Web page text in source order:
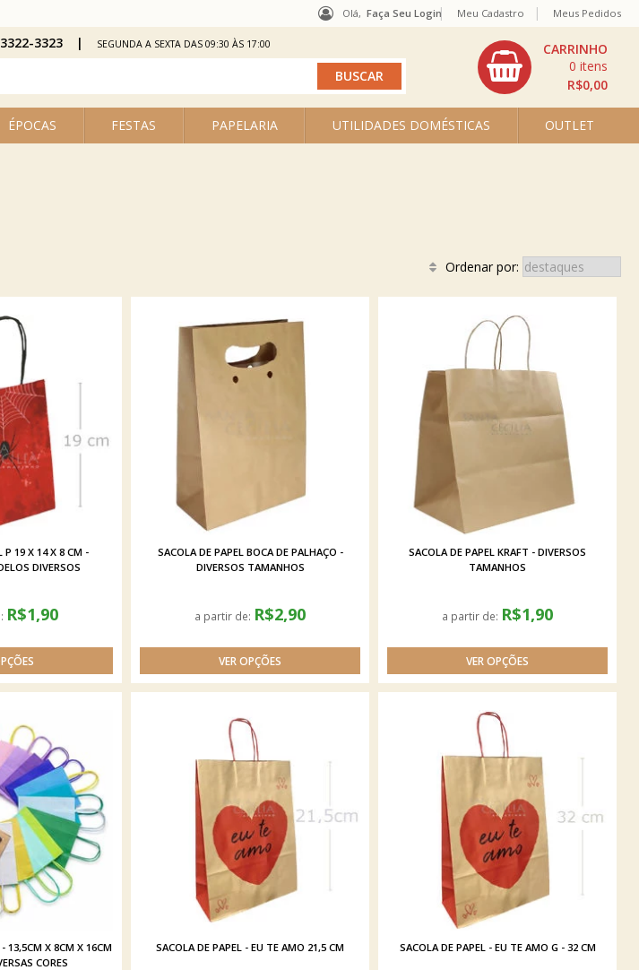
Olá, Faça Seu Login
ÉPOCAS FESTAS PAPELARIA UTILIDADES DOMÉSTICAS OUTLET
R$0,00
0
Meu Cadastro Meus Pedidos
3323 SEGUNDA A SEXTA DAS 09:30 ÀS 17:00
Ordenar por:
P 19 X 14 X 8 CM -
DIVERSOS
R$1,90
SACOLA DE PAPEL BOCA DE PALHAÇO -
DIVERSOS TAMANHOS
a partir de: R$2,90
SACOLA DE PAPEL KRAFT - DIVERSOS
TAMANHOS
a partir de: R$1,90
13,5CM X 8CM X 16CM
CORES
SACOLA DE PAPEL - EU TE AMO 21,5 CM SACOLA DE PAPEL - EU TE AMO G - 32 CM